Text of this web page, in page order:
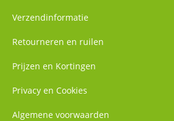
Verzendinformatie
Retourneren en ruilen
Prijzen en Kortingen
Privacy en Cookies
Algemene voorwaarden